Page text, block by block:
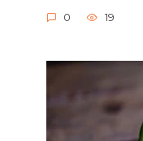
0 19